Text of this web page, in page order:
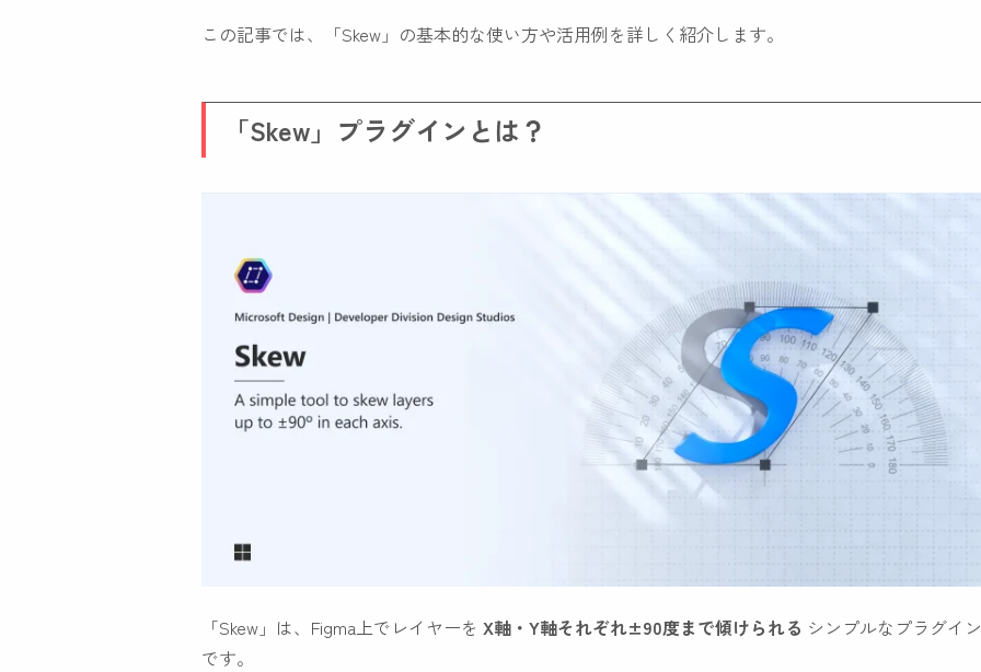
この記事では、「Skew」の基本的な使い方や活用例を詳しく紹介します。
「Skew」プラグインとは？
「Skew」は、Figma上でレイヤーを X軸・Y軸それぞれ±90度まで傾けられる シンプルなプラグイン
です。